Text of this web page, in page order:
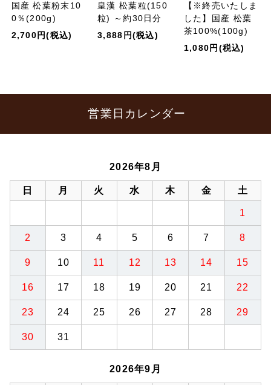
国産 松葉粉末10
0％(200g)
2,700円(税込)
皇漢 松葉粒(150
粒) ～約30日分
3,888円(税込)
【※終売いたしま
した】国産 松葉
茶100%(100g)
1,080円(税込)
営業日カレンダー
2026年8月
日 月 火 水 木 金 土
1
2 3 4 5 6 7 8
9 10 11 12 13 14 15
16 17 18 19 20 21 22
23 24 25 26 27 28 29
30 31
2026年9月